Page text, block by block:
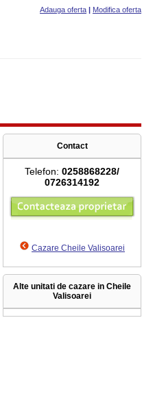
Adauga oferta | Modifica oferta
Contact
Telefon: 0258868228/
0726314192
Cazare Cheile Valisoarei
Alte unitati de cazare in Cheile
Valisoarei